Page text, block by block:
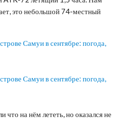
это небольшой 74-местный
что на нём лететь, но оказался не